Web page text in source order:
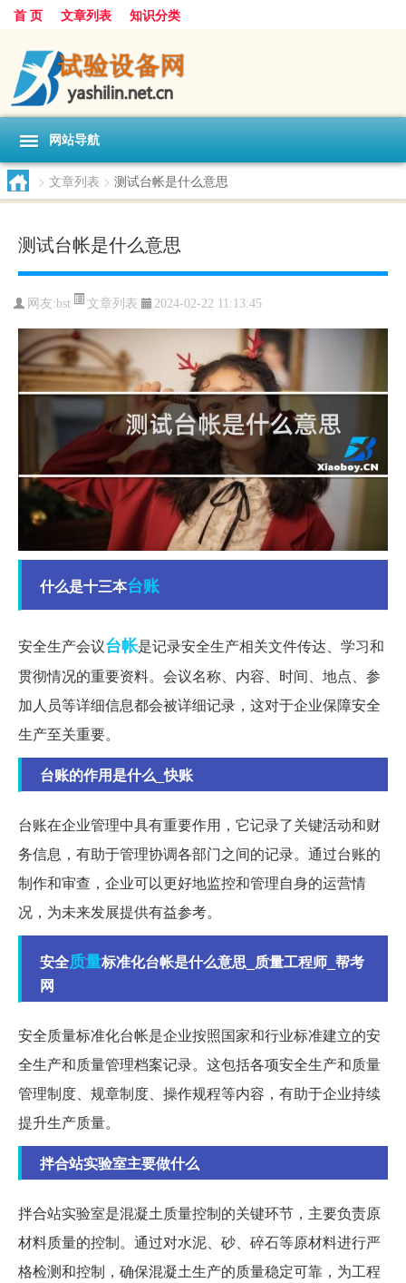
首 页 文章列表 知识分类
网站导航
> 文章列表 > 测试台帐是什么意思
测试台帐是什么意思
网友:bst 文章列表 2024-02-22 11:13:45
什么是十三本台账
安全生产会议台帐是记录安全生产相关文件传达、学习和
贯彻情况的重要资料。会议名称、内容、时间、地点、参
加人员等详细信息都会被详细记录，这对于企业保障安全
生产至关重要。
台账的作用是什么_快账
台账在企业管理中具有重要作用，它记录了关键活动和财
务信息，有助于管理协调各部门之间的记录。通过台账的
制作和审查，企业可以更好地监控和管理自身的运营情
况，为未来发展提供有益参考。
安全质量标准化台帐是什么意思_质量工程师_帮考
网
安全质量标准化台帐是企业按照国家和行业标准建立的安
全生产和质量管理档案记录。这包括各项安全生产和质量
管理制度、规章制度、操作规程等内容，有助于企业持续
提升生产质量。
拌合站实验室主要做什么
拌合站实验室是混凝土质量控制的关键环节，主要负责原
材料质量的控制。通过对水泥、砂、碎石等原材料进行严
格检测和控制，确保混凝土生产的质量稳定可靠，为工程